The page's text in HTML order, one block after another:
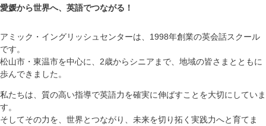
愛媛から世界へ、英語でつながる！
アミック・イングリッシュセンターは、1998年創業の英会話スクール
です。
松山市・東温市を中心に、2歳からシニアまで、地域の皆さまとともに
歩んできました。
私たちは、質の高い指導で英語力を確実に伸ばすことを大切にしていま
す。
そしてその力を、世界とつながり、未来を切り拓く実践力へと育てま